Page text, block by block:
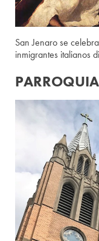
San Jenaro se
inmigrantes italianos